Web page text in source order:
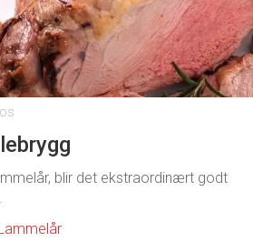
blir det ekstraordinært godt